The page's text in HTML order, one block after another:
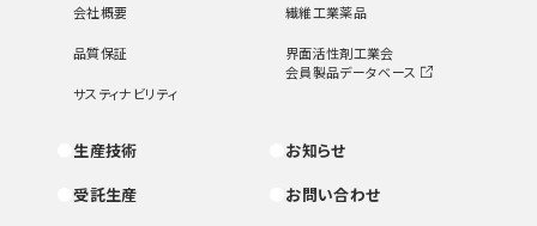
会社概要
品質保証
サスティナビリティ
繊維工業薬品
界面活性剤工業会
会員製品データベース
生産技術
受託生産
お知らせ
お問い合わせ